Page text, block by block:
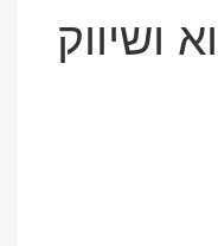
ושיווק